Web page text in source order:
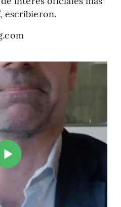
escribieron.